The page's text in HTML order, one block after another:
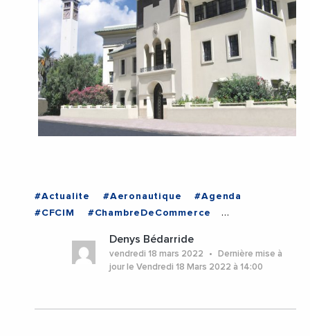
#Actualite #Aeronautique
#Agenda
#CFCIM
#ChambreDeCommerce
#Entreprises
#VieDesEntreprises
Denys Bédarride
vendredi 18 mars 2022
Dernière mise à
jour le Vendredi 18 Mars 2022 à 14:00